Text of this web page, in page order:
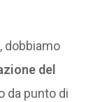
dobbiamo
del
da punto di